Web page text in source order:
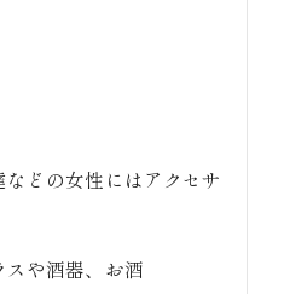
どの女性にはアクセサ
や酒器、お酒